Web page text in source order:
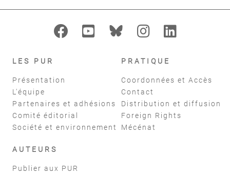
LES PUR
Présentation
L'équipe
Partenaires et adhésions
Comité éditorial
Société et environnement
PRATIQUE
Coordonnées et Accès
Contact
Distribution et diffusion
Foreign Rights
Mécénat
AUTEURS
Publier aux PUR